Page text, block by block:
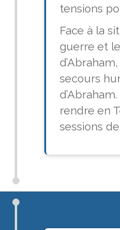
tensions
Face à la
guerre et
secours
rendre en
sessions